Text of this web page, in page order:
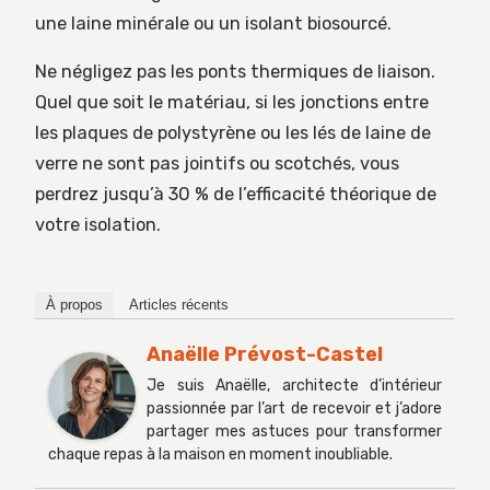
une laine minérale ou un isolant biosourcé.
Ne négligez pas les ponts thermiques de liaison.
Quel que soit le matériau, si les jonctions entre
les plaques de polystyrène ou les lés de laine de
verre ne sont pas jointifs ou scotchés, vous
perdrez jusqu’à 30 % de l’efficacité théorique de
votre isolation.
À propos Articles récents
Anaëlle Prévost-Castel
Je suis Anaëlle, architecte d’intérieur
passionnée par l’art de recevoir et j’adore
partager mes astuces pour transformer
chaque repas à la maison en moment inoubliable.